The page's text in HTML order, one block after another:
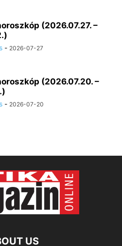
(2026.07.27. –
- 2026-07-27
(2026.07.20. –
- 2026-07-20
US